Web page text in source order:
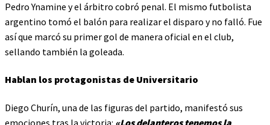
Pedro Ynamine y el árbitro cobró penal. El mismo futbolista
argentino tomó el balón para realizar el disparo y no falló. Fue
así que marcó su primer gol de manera oficial en el club,
sellando también la goleada.
Hablan los protagonistas de Universitario
Diego Churín, una de las figuras del partido, manifestó sus
emociones tras la victoria: «Los delanteros tenemos la